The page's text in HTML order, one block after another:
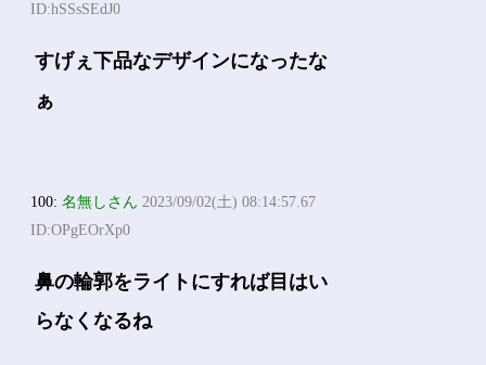
ID:hSSsSEdJ0
すげぇ下品なデザインになったな
ぁ
100:名無しさん 2023/09/02(土) 08:14:57.67
ID:OPgEOrXp0
鼻の輪郭をライトにすれば目はい
らなくなるね